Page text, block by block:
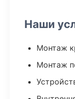
Наши
Монтаж
Монтаж